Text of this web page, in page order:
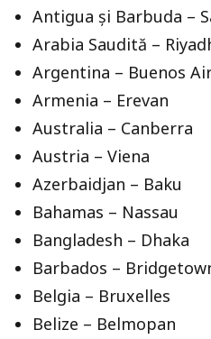
Antigua și Barbuda –
Arabia Saudită –
Argentina – Buenos
Armenia – Erevan
Australia – Canberra
Austria – Viena
Azerbaidjan – Baku
Bahamas – Nassau
Bangladesh – Dhaka
Barbados –
Belgia – Bruxelles
Belize – Belmopan